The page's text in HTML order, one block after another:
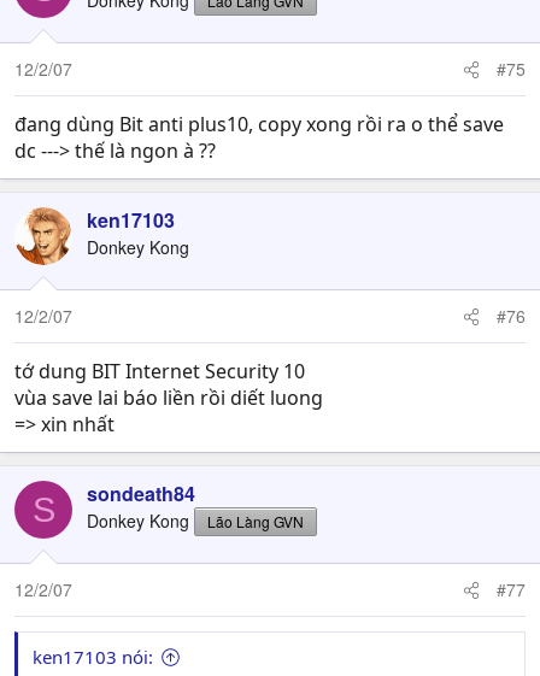
12/2/07 #75
đang dùng Bit anti plus10, copy xong rồi ra o thể save
dc ---> thế là ngon à ??
ken17103
Donkey Kong
12/2/07 #76
tớ dung BIT Internet Security 10
vùa save lai báo liền rồi diết luong
=> xin nhất
S sondeath84
Donkey Kong Lão Làng GVN
12/2/07 #77
ken17103 nói: